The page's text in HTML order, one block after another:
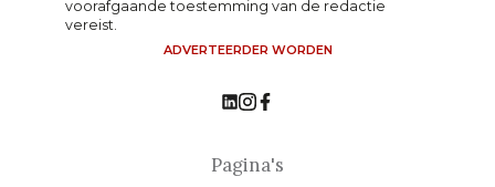
voorafgaande toestemming van de redactie
vereist.
ADVERTEERDER WORDEN
Pagina's